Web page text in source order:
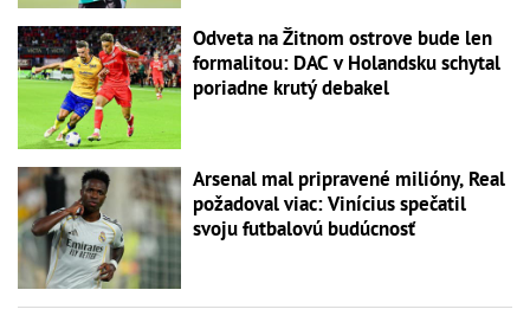
Odveta na Žitnom ostrove bude len
formalitou: DAC v Holandsku schytal
poriadne krutý debakel
Arsenal mal pripravené milióny, Real
požadoval viac: Vinícius spečatil
svoju futbalovú budúcnosť